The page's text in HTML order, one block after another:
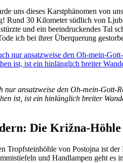
uns dieses Karstphänomen von
Rund 30 Kilometer südlich von
und ein beeindruckendes Tal
ich bei ihrer Überquerung
nur ansatzweise den Oh-mein-Gott-
ist, ist ein hinlänglich breiter
Die Križna-Höhle
Tropfsteinhöhle von Postojna ist
und Handlampen geht